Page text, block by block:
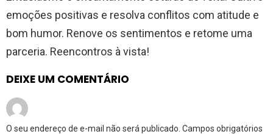
emoções positivas e resolva conflitos com atitude e
bom humor. Renove os sentimentos e retome uma
parceria. Reencontros à vista!
DEIXE UM COMENTÁRIO
O seu endereço de e-mail não será publicado. Campos obrigatórios